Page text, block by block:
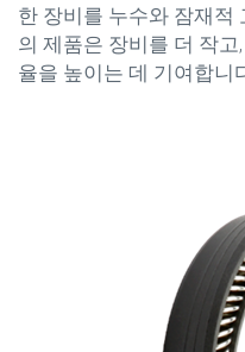
한 장비를 누수와 잠재적
의 제품은 장비를 더 작
율을 높이는 데 기여합니